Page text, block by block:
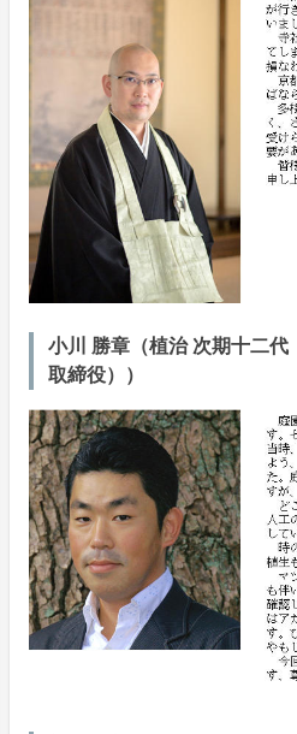
小川 勝章（植治 次期十二
取締役））